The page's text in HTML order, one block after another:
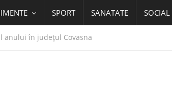
SPORT SANATATE SOCIAL
anului în județul Covasna